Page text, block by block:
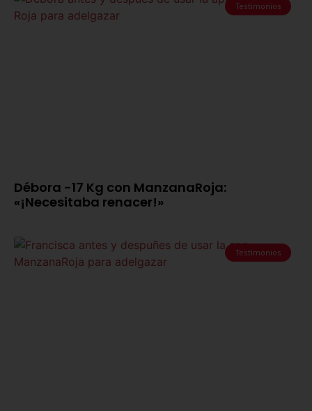
Testimonios
Débora -17 Kg con ManzanaRoja:
«¡Necesitaba renacer!»
Testimonios